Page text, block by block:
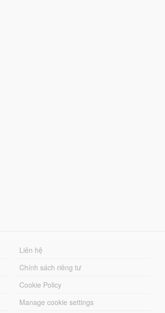
Liên hệ
Chính sách riêng tư
Cookie Policy
Manage cookie settings